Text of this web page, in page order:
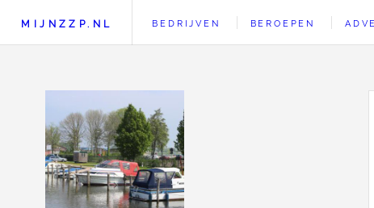
MIJNZZP.NL BEDRIJVEN BEROEPEN